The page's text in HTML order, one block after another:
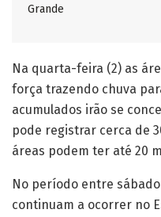
Grande
Na quarta-feira (2) as
força trazendo chuva
acumulados irão se
pode registrar cerca de
áreas podem ter até 20
No período entre
continuam a ocorrer no